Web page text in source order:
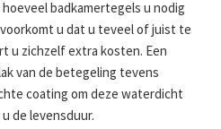
badkamertegels u nodig
u dat u teveel of juist te
u zichzelf extra kosten. Een
van de betegeling tevens
coating om deze waterdicht
de levensduur.